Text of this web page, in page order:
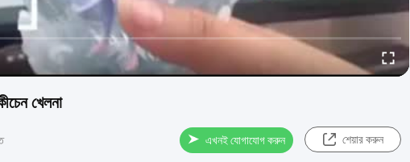
খেলনা
এখনই যোগাযোগ করুন শেয়ার করুন